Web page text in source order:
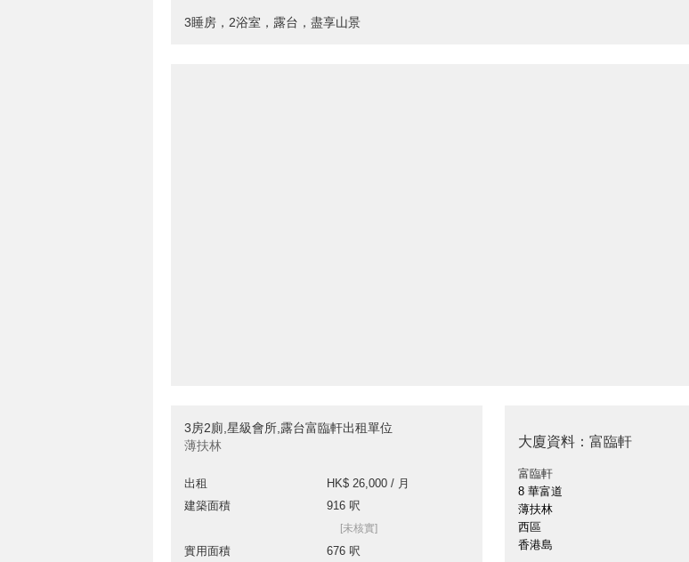
3睡房，2浴室，露台，盡享山景
3房2廁,星級會所,露台富臨軒出租單位
薄扶林
出租
HK$ 26,000 / 月
建築面積
916 呎
[未核實]
實用面積 676 呎
大廈資料：富臨軒
富臨軒
8 華富道
薄扶林
西區
香港島